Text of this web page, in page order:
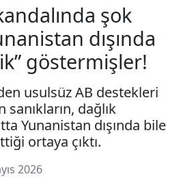
şok
dışında
göstermişler!
usulsüz AB destekleri
dağlık
Yunanistan dışında bile
ortaya çıktı.
2026